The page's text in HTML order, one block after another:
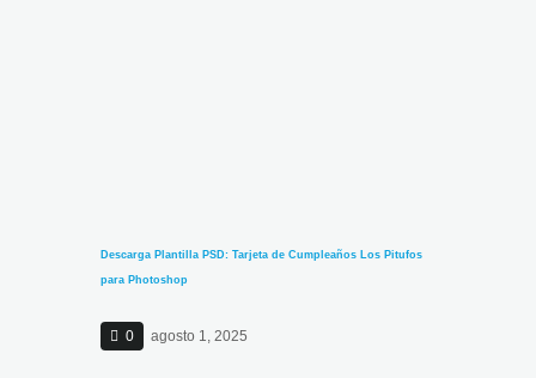
Descarga Plantilla PSD: Tarjeta de Cumpleaños Los Pitufos
para Photoshop
0 agosto 1, 2025